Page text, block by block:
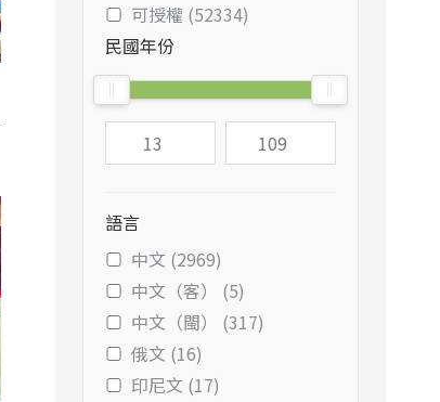
可授權 (52334)
民國年份
語言
中文 (2969)
中文（客） (5)
中文（閩） (317)
俄文 (16)
印尼文 (17)